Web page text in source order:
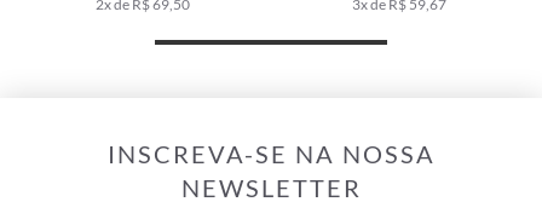
2x de R$ 69,50
3x de R$ 59,67
INSCREVA-SE NA NOSSA
NEWSLETTER